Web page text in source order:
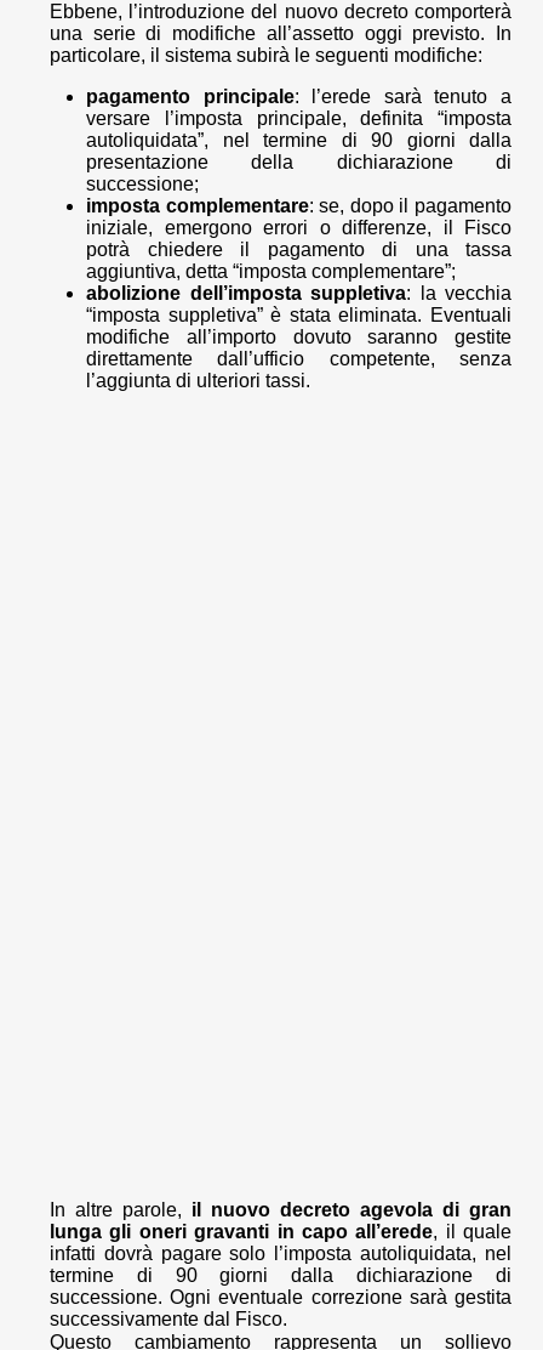
Ebbene, l’introduzione del nuovo decreto comporterà
una serie di modifiche all’assetto oggi previsto. In
particolare, il sistema subirà le seguenti modifiche:
pagamento principale: l’erede sarà tenuto a
versare l’imposta principale, definita “imposta
autoliquidata”, nel termine di 90 giorni dalla
presentazione della dichiarazione di
successione;
imposta complementare: se, dopo il pagamento
iniziale, emergono errori o differenze, il Fisco
potrà chiedere il pagamento di una tassa
aggiuntiva, detta “imposta complementare”;
abolizione dell’imposta suppletiva: la vecchia
“imposta suppletiva” è stata eliminata. Eventuali
modifiche all’importo dovuto saranno gestite
direttamente dall’ufficio competente, senza
l’aggiunta di ulteriori tassi.
In altre parole, il nuovo decreto agevola di gran
lunga gli oneri gravanti in capo all’erede, il quale
infatti dovrà pagare solo l’imposta autoliquidata, nel
termine di 90 giorni dalla dichiarazione di
successione. Ogni eventuale correzione sarà gestita
successivamente dal Fisco.
Questo cambiamento rappresenta un sollievo